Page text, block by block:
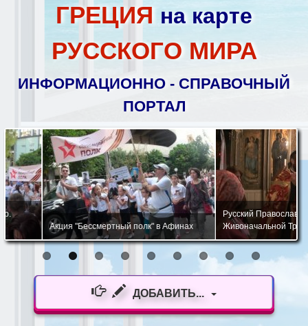
ГРЕЦИЯ на карте
РУССКОГО МИРА
ИНФОРМАЦИОННО - СПРАВОЧНЫЙ
ПОРТАЛ
Акция "Бессмертный полк" в Афинах
Русский Православный Храм
Живоначальной Троицы в
ДОБАВИТЬ...